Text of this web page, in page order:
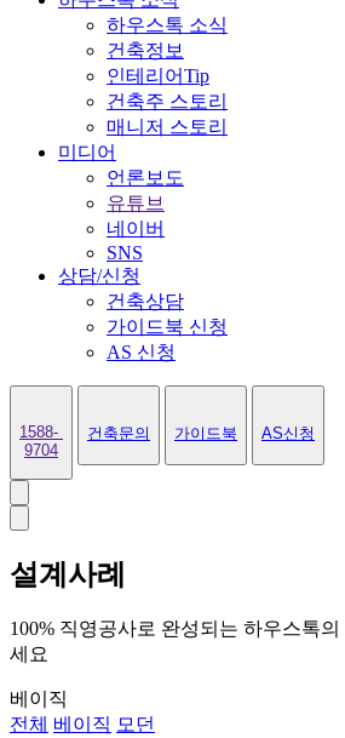
하우스톡 소식
건축정보
인테리어Tip
건축주 스토리
매니저 스토리
미디어
언론보도
유튜브
네이버
SNS
상담/신청
건축상담
가이드북 신청
AS 신청
1588-
9704
건축문의 가이드북 AS신청
설계사례
100% 직영공사로 완성되는 하우스톡
세요
베이직
전체
베이직 모던